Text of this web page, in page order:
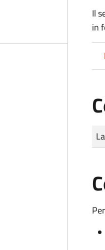
Il
in